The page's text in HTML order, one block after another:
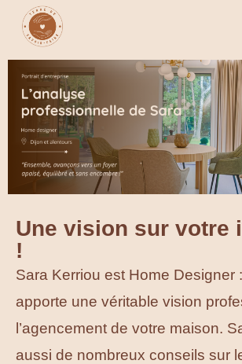
Une vision sur votre
!
Sara Kerriou est Home Designer
apporte une véritable vision
l’agencement de votre maison.
aussi de nombreux conseils sur